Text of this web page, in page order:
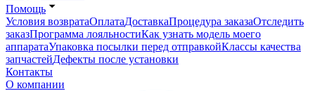
Помощь
Условия возвратаОплатаДоставкаПроцедура заказаОтследить
заказПрограмма лояльностиКак узнать модель моего
аппаратаУпаковка посылки перед отправкойКлассы качества
запчастейДефекты после установки
Контакты
О компании